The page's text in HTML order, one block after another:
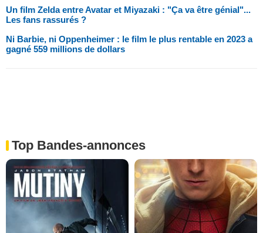
Un film Zelda entre Avatar et Miyazaki : "Ça va être génial"...
Les fans rassurés ?
Ni Barbie, ni Oppenheimer : le film le plus rentable en 2023 a
gagné 559 millions de dollars
Top Bandes-annonces